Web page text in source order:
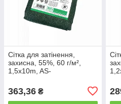
Сітка для затінення,
захисна, 55%, 60 г/м²,
1,5x10m, AS-
363,36 ₴